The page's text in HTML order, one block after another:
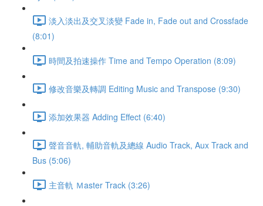
淡入淡出及交叉淡變 Fade in, Fade out and Crossfade
(8:01)
時間及拍速操作 Time and Tempo Operation (8:09)
修改音樂及轉調 Editing Music and Transpose (9:30)
添加效果器 Adding Effect (6:40)
聲音音軌, 輔助音軌及總線 Audio Track, Aux Track and
Bus (5:06)
主音軌 Ｍaster Track (3:26)